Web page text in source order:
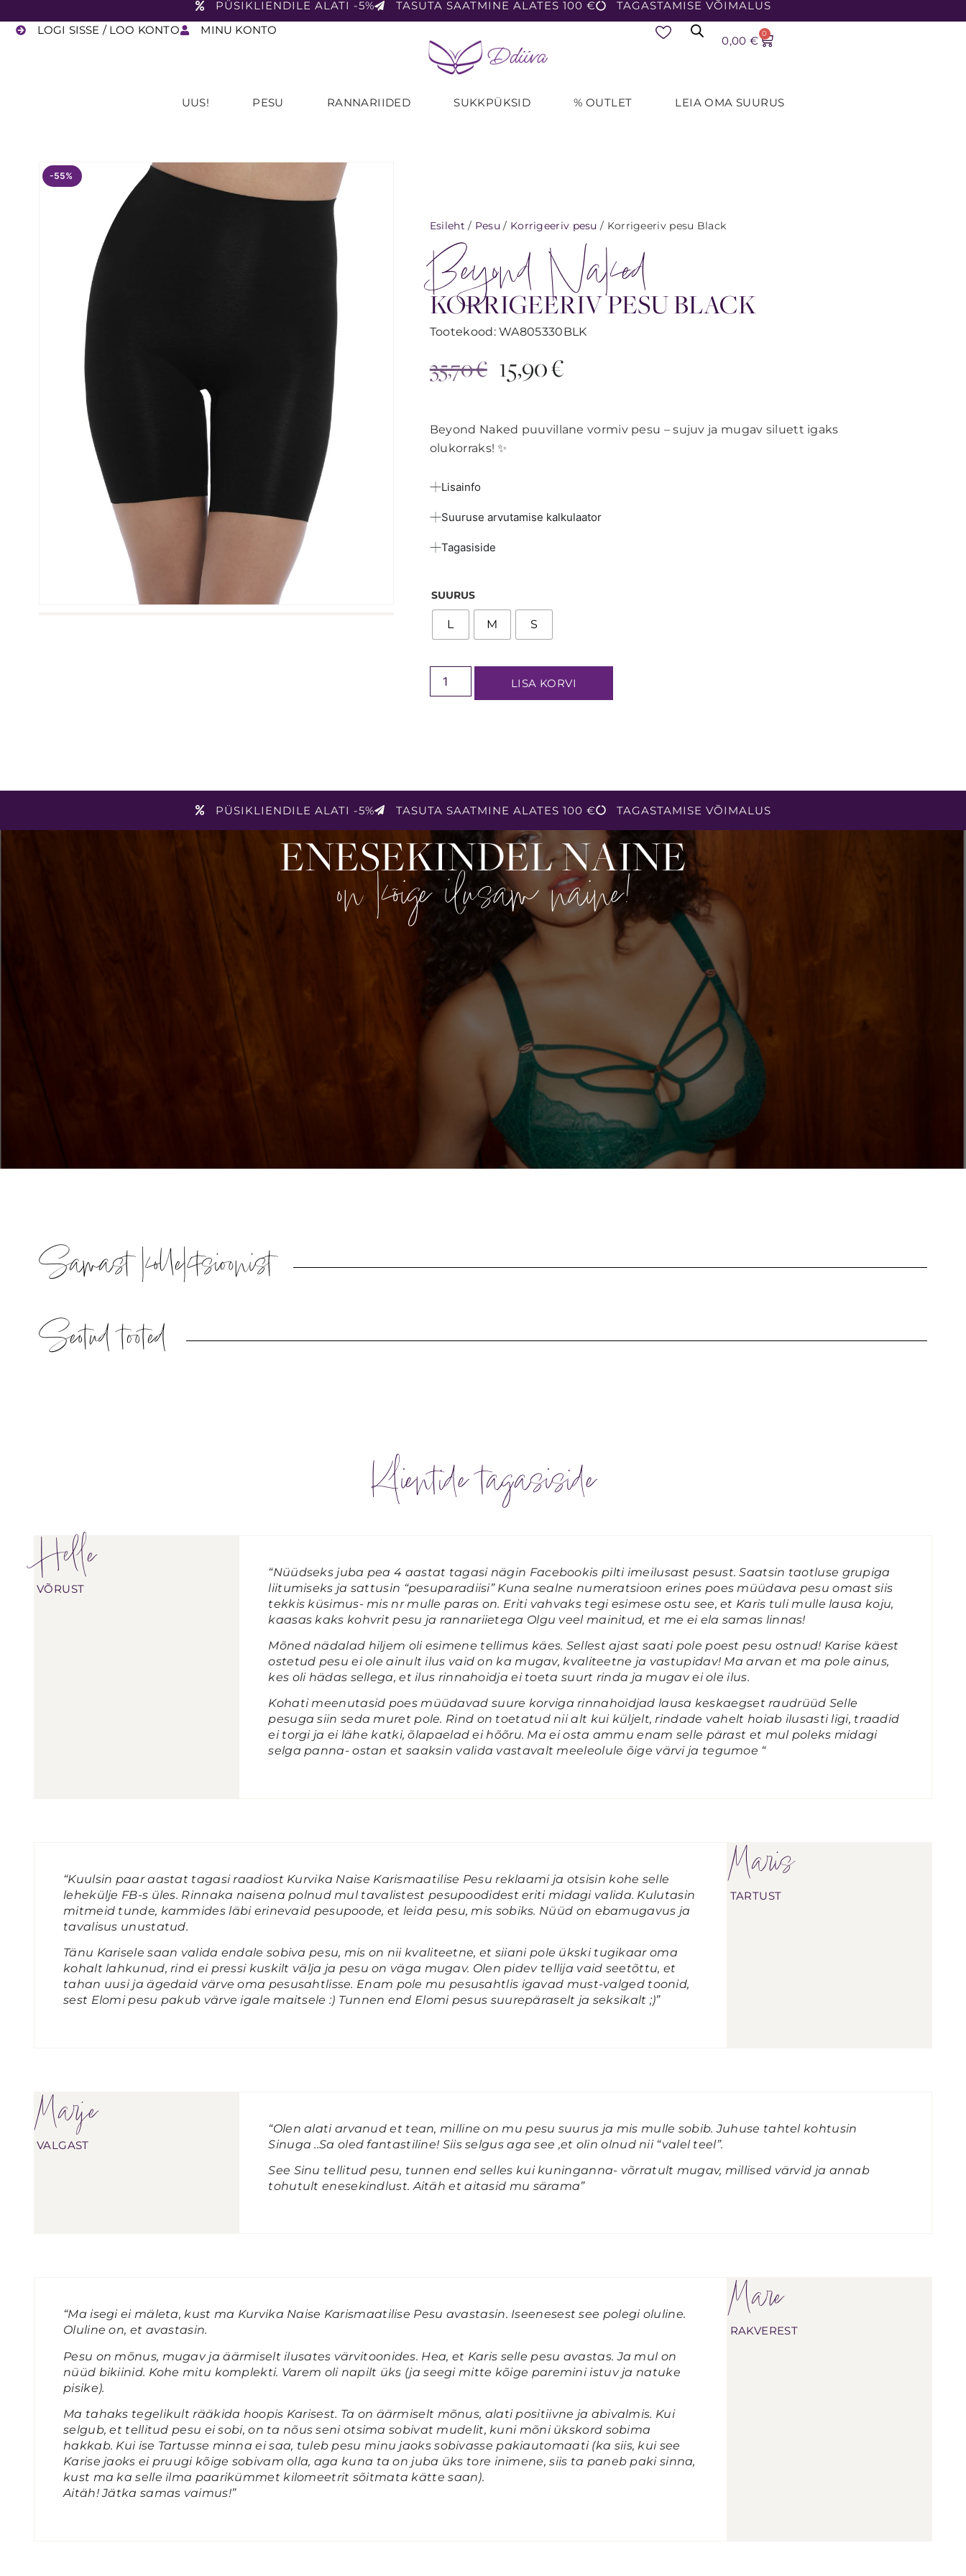
PÜSIKLIENDILE ALATI -5% TASUTA SAATMINE ALATES 100 €
TAGASTAMISE VÕIMALUS
LOGI SISSE / LOO KONTO
MINU KONTO
0,00€ 0
UUS! PESU RANNARIIDED SUKKPÜKSID % OUTLET LEIA OMA SUURUS
Esileht / Pesu / Korrigeeriv pesu / Korrigeeriv pesu Black
Beyond Naked
KORRIGEERIV PESU BLACK
Tootekood: WA805330BLK
35,70€ 15,90€
Beyond Naked puuvillane vormiv pesu – sujuv ja mugav siluett igaks
olukorraks! ✨
Lisainfo
Suuruse arvutamise kalkulaator
Tagasiside
SUURUS
L M S
LISA KORVI
-55%
PÜSIKLIENDILE ALATI -5% TASUTA SAATMINE ALATES 100 € TAGASTAMISE VÕIMALUS
ENESEKINDEL NAINE
on kõige ilusam naine!
Samast kollektsioonist
Seotud tooted
Klientide tagasiside
Helle
VÕRUST
“Nüüdseks juba pea 4 aastat tagasi nägin Facebookis pilti imeilusast pesust. Saatsin taotluse grupiga
liitumiseks ja sattusin “pesuparadiisi” Kuna sealne numeratsioon erines poes müüdava pesu omast siis
tekkis küsimus- mis nr mulle paras on. Eriti vahvaks tegi esimese ostu see, et Karis tuli mulle lausa koju,
kaasas kaks kohvrit pesu ja rannariietega Olgu veel mainitud, et me ei ela samas linnas!
Mõned nädalad hiljem oli esimene tellimus käes. Sellest ajast saati pole poest pesu ostnud! Karise käest
ostetud pesu ei ole ainult ilus vaid on ka mugav, kvaliteetne ja vastupidav! Ma arvan et ma pole ainus,
kes oli hädas sellega, et ilus rinnahoidja ei toeta suurt rinda ja mugav ei ole ilus.
Kohati meenutasid poes müüdavad suure korviga rinnahoidjad lausa keskaegset raudrüüd Selle
pesuga siin seda muret pole. Rind on toetatud nii alt kui küljelt, rindade vahelt hoiab ilusasti ligi, traadid
ei torgi ja ei lähe katki, õlapaelad ei hõõru. Ma ei osta ammu enam selle pärast et mul poleks midagi
selga panna- ostan et saaksin valida vastavalt meeleolule õige värvi ja tegumoe “
Maris
TARTUST
“Kuulsin paar aastat tagasi raadiost Kurvika Naise Karismaatilise Pesu reklaami ja otsisin kohe selle
lehekülje FB-s üles. Rinnaka naisena polnud mul tavalistest pesupoodidest eriti midagi valida. Kulutasin
mitmeid tunde, kammides läbi erinevaid pesupoode, et leida pesu, mis sobiks. Nüüd on ebamugavus ja
tavalisus unustatud.
Tänu Karisele saan valida endale sobiva pesu, mis on nii kvaliteetne, et siiani pole ükski tugikaar oma
kohalt lahkunud, rind ei pressi kuskilt välja ja pesu on väga mugav. Olen pidev tellija vaid seetõttu, et
tahan uusi ja ägedaid värve oma pesusahtlisse. Enam pole mu pesusahtlis igavad must-valged toonid,
sest Elomi pesu pakub värve igale maitsele :) Tunnen end Elomi pesus suurepäraselt ja seksikalt ;)”
Marje
VALGAST
“Olen alati arvanud et tean, milline on mu pesu suurus ja mis mulle sobib. Juhuse tahtel kohtusin
Sinuga ..Sa oled fantastiline! Siis selgus aga see ,et olin olnud nii “valel teel”.
See Sinu tellitud pesu, tunnen end selles kui kuninganna- võrratult mugav, millised värvid ja annab
tohutult enesekindlust. Aitäh et aitasid mu särama”
Mare
RAKVEREST
“Ma isegi ei mäleta, kust ma Kurvika Naise Karismaatilise Pesu avastasin. Iseenesest see polegi oluline.
Oluline on, et avastasin.
Pesu on mõnus, mugav ja äärmiselt ilusates värvitoonides. Hea, et Karis selle pesu avastas. Ja mul on
nüüd bikiinid. Kohe mitu komplekti. Varem oli napilt üks (ja seegi mitte kõige paremini istuv ja natuke
pisike).
Ma tahaks tegelikult rääkida hoopis Karisest. Ta on äärmiselt mõnus, alati positiivne ja abivalmis. Kui
selgub, et tellitud pesu ei sobi, on ta nõus seni otsima sobivat mudelit, kuni mõni ükskord sobima
hakkab. Kui ise Tartusse minna ei saa, tuleb pesu minu jaoks sobivasse pakiautomaati (ka siis, kui see
Karise jaoks ei pruugi kõige sobivam olla, aga kuna ta on juba üks tore inimene, siis ta paneb paki sinna,
kust ma ka selle ilma paarikümmet kilomeetrit sõitmata kätte saan).
Aitäh! Jätka samas vaimus!”